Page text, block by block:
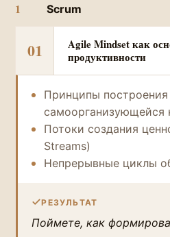
1
Scrum
01
Agile Mindset как
продуктивности
Принципы построения
самоорганизующейся
Потоки создания
Streams)
Непрерывные циклы
РЕЗУЛЬТАТ
Поймете, как